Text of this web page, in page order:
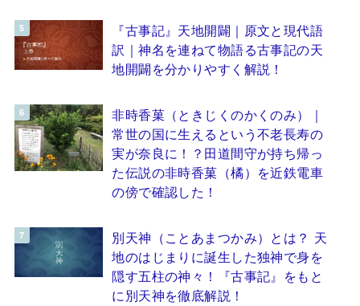
『古事記』天地開闢｜原文と現代語
訳｜神名を連ねて物語る古事記の天
地開闢を分かりやすく解説！
非時香菓（ときじくのかくのみ）｜
常世の国に生えるという不老長寿の
実が奈良に！？田道間守が持ち帰っ
た伝説の非時香菓（橘）を近鉄電車
の傍で確認した！
別天神（ことあまつかみ）とは？ 天
地のはじまりに誕生した独神で身を
隠す五柱の神々！『古事記』をもと
に別天神を徹底解説！